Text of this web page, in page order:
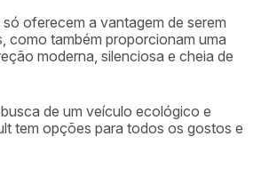
oferecem a vantagem de serem
como também proporcionam uma
moderna, silenciosa e cheia de
de um veículo ecológico e
tem opções para todos os gostos e